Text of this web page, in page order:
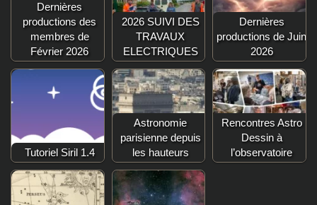
Dernières
productions des
membres de
Février 2026
2026 SUIVI DES
TRAVAUX
ELECTRIQUES
Dernières
productions de Juin
2026
Tutoriel Siril 1.4
Astronomie
parisienne depuis
les hauteurs
Rencontres Astro
Dessin à
l’observatoire